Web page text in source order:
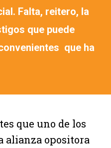
Falta, reitero, la
que puede
que ha
que uno de los
alianza opositora